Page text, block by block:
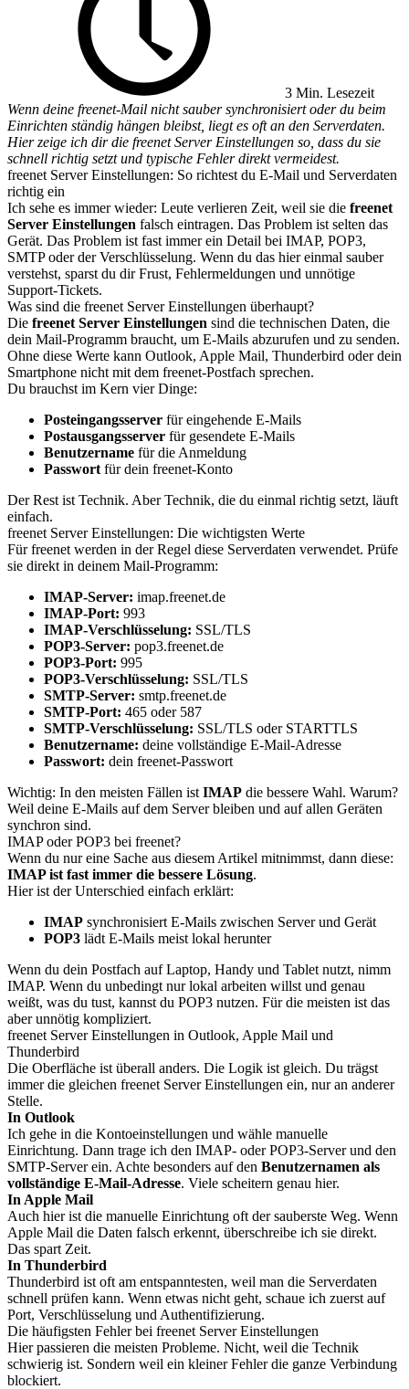
3 Min. Lesezeit
Wenn deine freenet-Mail nicht sauber synchronisiert oder du beim
Einrichten ständig hängen bleibst, liegt es oft an den Serverdaten.
Hier zeige ich dir die freenet Server Einstellungen so, dass du sie
schnell richtig setzt und typische Fehler direkt vermeidest.
freenet Server Einstellungen: So richtest du E-Mail und Serverdaten
richtig ein
Ich sehe es immer wieder: Leute verlieren Zeit, weil sie die freenet
Server Einstellungen falsch eintragen. Das Problem ist selten das
Gerät. Das Problem ist fast immer ein Detail bei IMAP, POP3,
SMTP oder der Verschlüsselung. Wenn du das hier einmal sauber
verstehst, sparst du dir Frust, Fehlermeldungen und unnötige
Support-Tickets.
Was sind die freenet Server Einstellungen überhaupt?
Die freenet Server Einstellungen sind die technischen Daten, die
dein Mail-Programm braucht, um E-Mails abzurufen und zu senden.
Ohne diese Werte kann Outlook, Apple Mail, Thunderbird oder dein
Smartphone nicht mit dem freenet-Postfach sprechen.
Du brauchst im Kern vier Dinge:
Posteingangsserver für eingehende E-Mails
Postausgangsserver für gesendete E-Mails
Benutzername für die Anmeldung
Passwort für dein freenet-Konto
Der Rest ist Technik. Aber Technik, die du einmal richtig setzt, läuft
einfach.
freenet Server Einstellungen: Die wichtigsten Werte
Für freenet werden in der Regel diese Serverdaten verwendet. Prüfe
sie direkt in deinem Mail-Programm:
IMAP-Server: imap.freenet.de
IMAP-Port: 993
IMAP-Verschlüsselung: SSL/TLS
POP3-Server: pop3.freenet.de
POP3-Port: 995
POP3-Verschlüsselung: SSL/TLS
SMTP-Server: smtp.freenet.de
SMTP-Port: 465 oder 587
SMTP-Verschlüsselung: SSL/TLS oder STARTTLS
Benutzername: deine vollständige E-Mail-Adresse
Passwort: dein freenet-Passwort
Wichtig: In den meisten Fällen ist IMAP die bessere Wahl. Warum?
Weil deine E-Mails auf dem Server bleiben und auf allen Geräten
synchron sind.
IMAP oder POP3 bei freenet?
Wenn du nur eine Sache aus diesem Artikel mitnimmst, dann diese:
IMAP ist fast immer die bessere Lösung.
Hier ist der Unterschied einfach erklärt:
IMAP synchronisiert E-Mails zwischen Server und Gerät
POP3 lädt E-Mails meist lokal herunter
Wenn du dein Postfach auf Laptop, Handy und Tablet nutzt, nimm
IMAP. Wenn du unbedingt nur lokal arbeiten willst und genau
weißt, was du tust, kannst du POP3 nutzen. Für die meisten ist das
aber unnötig kompliziert.
freenet Server Einstellungen in Outlook, Apple Mail und
Thunderbird
Die Oberfläche ist überall anders. Die Logik ist gleich. Du trägst
immer die gleichen freenet Server Einstellungen ein, nur an anderer
Stelle.
In Outlook
Ich gehe in die Kontoeinstellungen und wähle manuelle
Einrichtung. Dann trage ich den IMAP- oder POP3-Server und den
SMTP-Server ein. Achte besonders auf den Benutzernamen als
vollständige E-Mail-Adresse. Viele scheitern genau hier.
In Apple Mail
Auch hier ist die manuelle Einrichtung oft der sauberste Weg. Wenn
Apple Mail die Daten falsch erkennt, überschreibe ich sie direkt.
Das spart Zeit.
In Thunderbird
Thunderbird ist oft am entspanntesten, weil man die Serverdaten
schnell prüfen kann. Wenn etwas nicht geht, schaue ich zuerst auf
Port, Verschlüsselung und Authentifizierung.
Die häufigsten Fehler bei freenet Server Einstellungen
Hier passieren die meisten Probleme. Nicht, weil die Technik
schwierig ist. Sondern weil ein kleiner Fehler die ganze Verbindung
blockiert.